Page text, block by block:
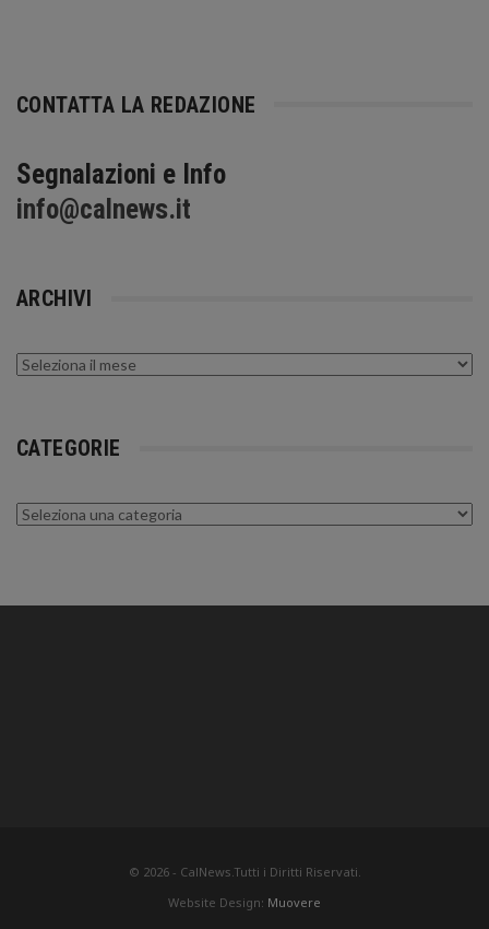
CONTATTA LA REDAZIONE
Segnalazioni e Info
info@calnews.it
ARCHIVI
Archivi
CATEGORIE
Categorie
© 2026 - CalNews.Tutti i Diritti Riservati.
Website Design: Muovere